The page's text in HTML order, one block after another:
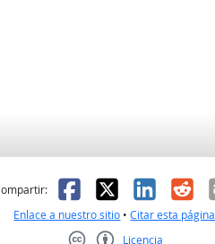
Facebook
X
Enlace a nuestro sitio •Citar esta página
Licencia